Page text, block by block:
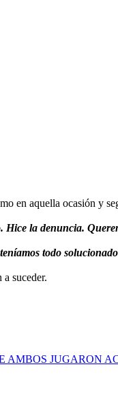
en aquella ocasión y
la denuncia.
todo
suceder.
AMBOS JUGARON